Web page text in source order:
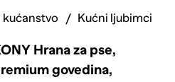
kućanstvo Kućni ljubimci
Hrana za pse,
govedina,